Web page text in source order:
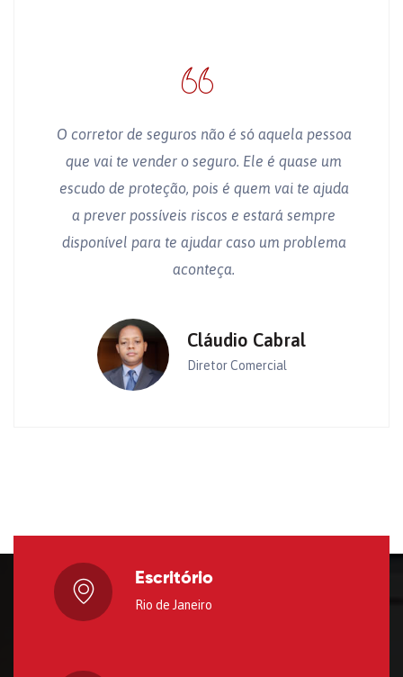
O corretor de seguros não é só aquela pessoa
que vai te vender o seguro. Ele é quase um
escudo de proteção, pois é quem vai te ajuda
a prever possíveis riscos e estará sempre
disponível para te ajudar caso um problema
aconteça.
Cláudio Cabral
Diretor Comercial
Escritório
Rio de Janeiro